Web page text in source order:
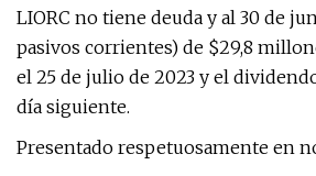
LIORC no tiene deuda y al 30 de
pasivos corrientes) de $29,8
el 25 de julio de 2023 y el
día siguiente.
Presentado respetuosamente en